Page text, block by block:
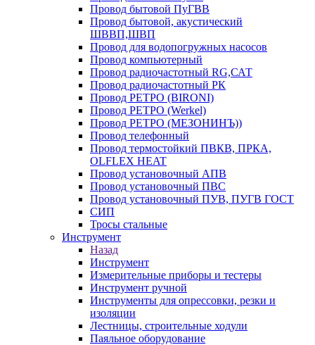
Провод бытовой ПуГВВ
Провод бытовой, акустический
ШВВП,ШВП
Провод для водопогружных насосов
Провод компьютерный
Провод радиочастотный RG,САТ
Провод радиочастотный РК
Провод РЕТРО (BIRONI)
Провод РЕТРО (Werkel)
Провод РЕТРО (МЕЗОНИНЪ))
Провод телефонный
Провод термостойкий ПВКВ, ПРКА,
OLFLEX HEAT
Провод установочный АПВ
Провод установочный ПВС
Провод установочный ПУВ, ПУГВ ГОСТ
СИП
Тросы стальные
Инструмент
Назад
Инструмент
Измерительные приборы и тестеры
Инструмент ручной
Инструменты для опрессовки, резки и
изоляции
Лестницы, строительные ходули
Паяльное оборудование